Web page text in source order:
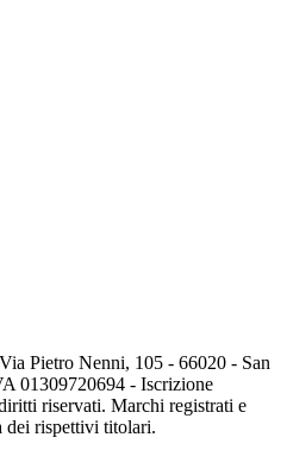
Pietro Nenni, 105 - 66020 - San
01309720694 - Iscrizione
riservati. Marchi registrati e
dei rispettivi titolari.